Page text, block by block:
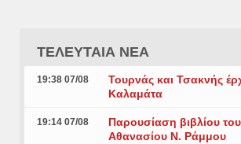
ΤΕΛΕΥΤΑΙΑ ΝΕΑ
19:38 07/08
Τουρνάς και Τσακνής
Καλαμάτα
19:14 07/08
Παρουσίαση βιβλίου
Αθανασίου Ν. Ράμμου